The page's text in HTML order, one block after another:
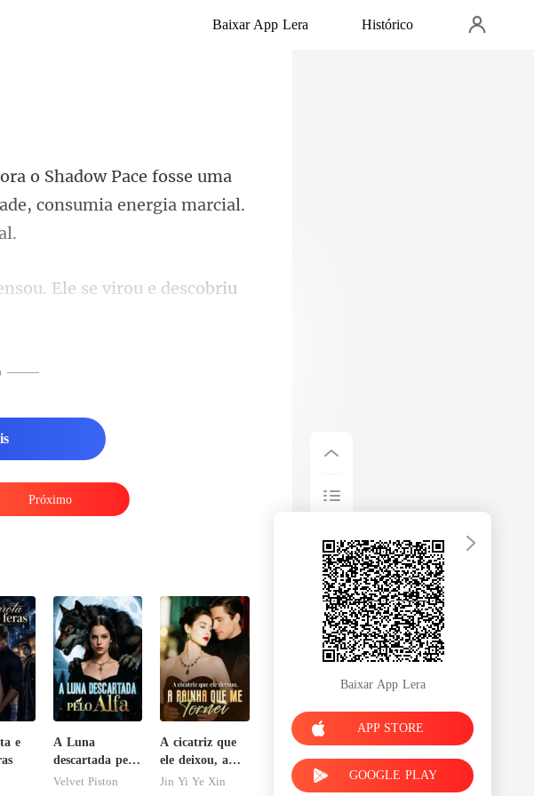
Baixar App Lera Histórico
se uma
consumia
ou. Ele se virou e descobriu
——
Próximo
e
A Luna
descartada pelo
Alfa
Velvet Piston
A cicatriz que
ele deixou, a
rainha que me
Jin Yi Ye Xin
Baixar App Lera
APP STORE
GOOGLE PLAY